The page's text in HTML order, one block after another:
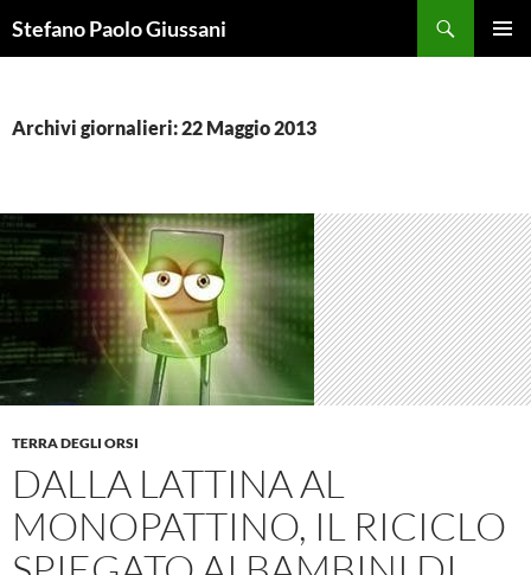
alStefano Paolo Giussani
Archivi giornalieri: 22 Maggio 2013
TERRA DEGLI ORSI
DALLA LATTINA AL
MONOPATTINO, IL RICICLO